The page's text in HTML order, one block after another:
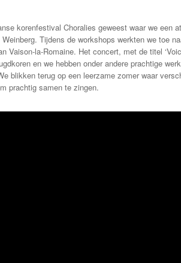
korenfestival Choralies geweest waar we een
Tijdens de workshops werkten we toe
la-Romaine. Het concert, met de titel
en we hebben onder andere prachtige
blikken terug op een leerzame zomer waar
prachtig samen te zingen.